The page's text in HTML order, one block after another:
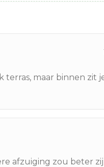
maar binnen zit
afzuiging zou beter